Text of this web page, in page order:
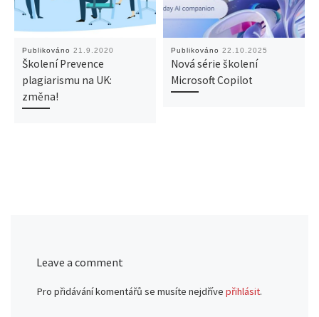
Publikováno21.9.2020
Školení Prevence
plagiarismu na UK:
změna!
Publikováno22.10.2025
Nová série školení
Microsoft Copilot
Leave a comment
Pro přidávání komentářů se musíte nejdřívepřihlásit.